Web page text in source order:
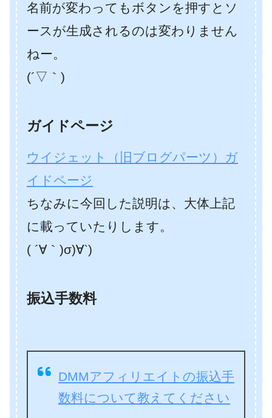
名前が変わってもボタンを押すとソ
ースが生成されるのは変わりません
ねー。
(´▽｀)
ガイドページ
ウイジェット（旧ブログパーツ）ガ
イドページ
ちなみに今回した説明は、大体上記
に載っていたりします。
( ´∀｀)σ)∀`)
振込手数料
DMMアフィリエイトの振込手
数料について教えてください